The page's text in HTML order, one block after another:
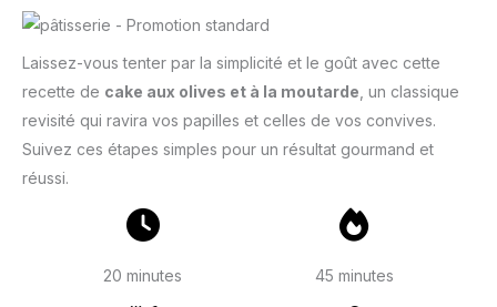
Laissez-vous tenter par la simplicité et le goût avec cette
recette de cake aux olives et à la moutarde , un classique
revisité qui ravira vos papilles et celles de vos convives.
Suivez ces étapes simples pour un résultat gourmand et
réussi.
20 minutes 45 minutes